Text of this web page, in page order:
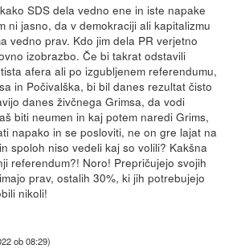
SDS dela vedno ene in iste napake
ni jasno, da v demokraciji ali kapitalizmu
vedno prav. Kdo jim dela PR verjetno
izobrazbo. Če bi takrat odstavili
afera ali po izgubljenem referendumu,
in Počivalška, bi bil danes rezultat čisto
danes živčnega Grimsa, da vodi
biti neumen in kaj potem naredi Grims,
napako in se posloviti, ne on gre lajat na
spoloh niso vedeli kaj so volili? Kakšna
referendum?! Noro! Prepričujejo svojih
prav, ostalih 30%, ki jih potrebujejo
nikoli!
ob 08:29)